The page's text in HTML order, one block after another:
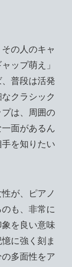
の人のキャ
ップ萌え」
普段は活発
クラシック
は、周囲の
面があるん
を知りたい
が、ピアノ
も、非常に
を良い意味
に強く刻ま
多面性をア